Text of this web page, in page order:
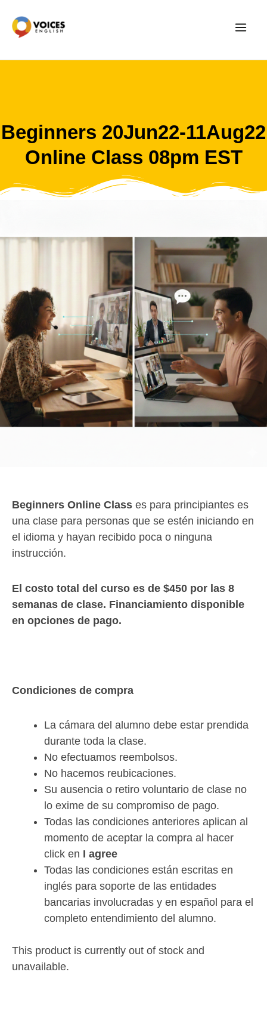
content
Beginners 20Jun22-11Aug22
Online Class 08pm EST
Beginners Online Class es para principiantes es
una clase para personas que se estén iniciando en
el idioma y hayan recibido poca o ninguna
instrucción.
El costo total del curso es de $450 por las 8
semanas de clase. Financiamiento disponible
en opciones de pago.
Condiciones de compra
La cámara del alumno debe estar prendida
durante toda la clase.
No efectuamos reembolsos.
No hacemos reubicaciones.
Su ausencia o retiro voluntario de clase no
lo exime de su compromiso de pago.
Todas las condiciones anteriores aplican al
momento de aceptar la compra al hacer
click en I agree
Todas las condiciones están escritas en
inglés para soporte de las entidades
bancarias involucradas y en español para el
completo entendimiento del alumno.
This product is currently out of stock and
unavailable.